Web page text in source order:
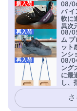
08/
パ イ
軟に
異次
新入荷
08/
ム プ
ット
ンシ
実現
を凌
安心
再入荷
08/
ング
に最
し、
イマ
再入荷